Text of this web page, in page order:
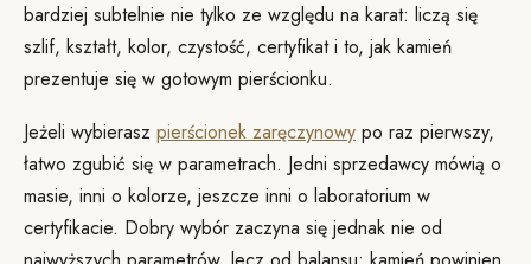
bardziej subtelnie nie tylko ze względu na karat: liczą się
szlif, kształt, kolor, czystość, certyfikat i to, jak kamień
prezentuje się w gotowym pierścionku.
Jeżeli wybierasz pierścionek zaręczynowy po raz pierwszy,
łatwo zgubić się w parametrach. Jedni sprzedawcy mówią o
masie, inni o kolorze, jeszcze inni o laboratorium w
certyfikacie. Dobry wybór zaczyna się jednak nie od